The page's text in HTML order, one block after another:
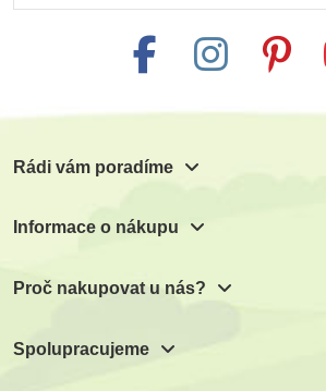
Rádi vám poradíme
Informace o nákupu
Proč nakupovat u nás?
Spolupracujeme